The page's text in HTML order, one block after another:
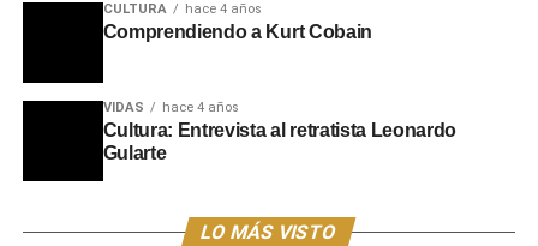
CULTURA hace 4 años
Comprendiendo a Kurt Cobain
VIDAS hace 4 años
Cultura: Entrevista al retratista Leonardo
Gularte
LO MÁS VISTO